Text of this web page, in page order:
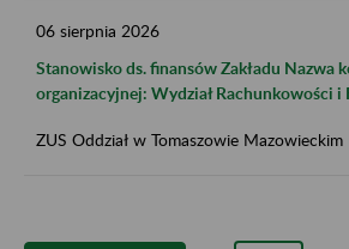
06 sierpnia 2026
Stanowisko ds. finansów Zakładu Nazwa
organizacyjnej: Wydział Rachunkowości i
ZUS Oddział w Tomaszowie Mazowieckim